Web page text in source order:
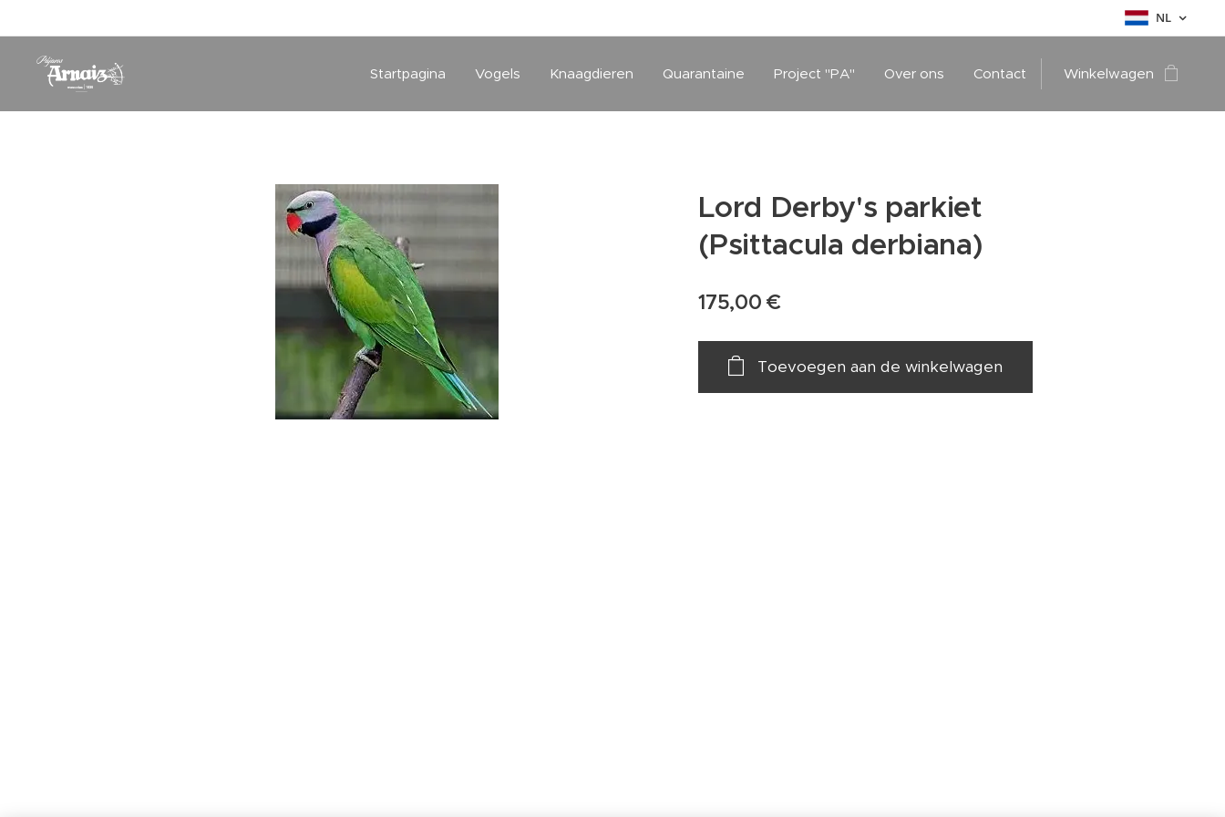
NL
Startpagina Vogels Knaagdieren Quarantaine Project "PA" Over ons Contact Winkelwagen
Lord Derby's parkiet
(Psittacula derbiana)
175,00 €
Toevoegen aan de winkelwagen